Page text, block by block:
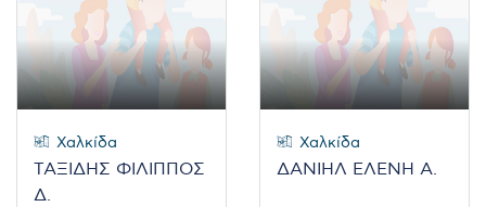
Χαλκίδα
ΤΑΞΙΔΗΣ ΦΙΛΙΠΠΟΣ
Δ.
Χαλκίδα
ΔΑΝΙΗΛ ΕΛΕΝΗ Α.